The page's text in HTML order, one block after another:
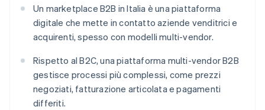
Un marketplace B2B in Italia è una piattaforma
digitale che mette in contatto aziende venditrici e
acquirenti, spesso con modelli multi-vendor.
Rispetto al B2C, una piattaforma multi-vendor B2B
gestisce processi più complessi, come prezzi
negoziati, fatturazione articolata e pagamenti
differiti.